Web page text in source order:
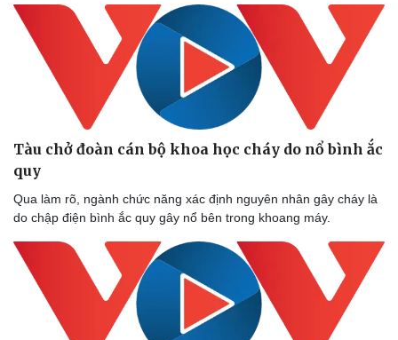
Thể thao
Bóng đá
Lịch thi đấu bóng đá
Thế giới thể thao
eSports
Hậu trường
Ô tô - Xe máy
Xe máy
Tư vấn
Tàu chở đoàn cán bộ khoa học cháy do nổ bình ắc
quy
Qua làm rõ, ngành chức năng xác định nguyên nhân gây cháy là
do chập điện bình ắc quy gây nổ bên trong khoang máy.